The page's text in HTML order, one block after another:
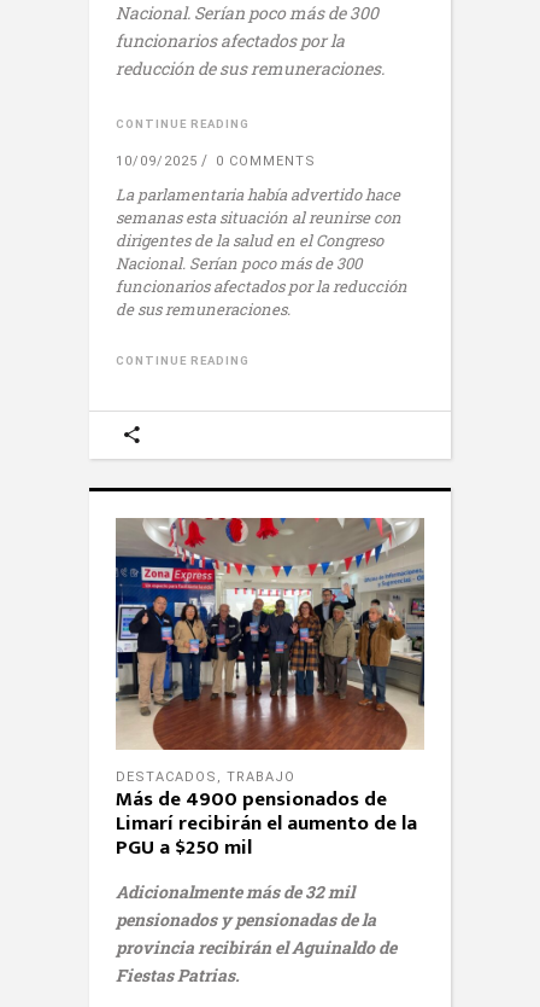
Nacional. Serían poco más de 300
funcionarios afectados por la
reducción de sus remuneraciones.
CONTINUE READING
10/09/2025 0 COMMENTS
La parlamentaria había advertido hace
semanas esta situación al reunirse con
dirigentes de la salud en el Congreso
Nacional. Serían poco más de 300
funcionarios afectados por la reducción
de sus remuneraciones.
CONTINUE READING
DESTACADOS , TRABAJO
Más de 4900 pensionados de
Limarí recibirán el aumento de la
PGU a $250 mil
Adicionalmente más de 32 mil
pensionados y pensionadas de la
provincia recibirán el Aguinaldo de
Fiestas Patrias.